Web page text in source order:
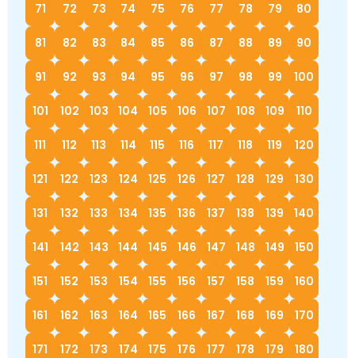
71 72 73 74 75 76 77 78 79 80
81 82 83 84 85 86 87 88 89 90
91 92 93 94 95 96 97 98 99 100
101 102 103 104 105 106 107 108 109 110
111 112 113 114 115 116 117 118 119 120
121 122 123 124 125 126 127 128 129 130
131 132 133 134 135 136 137 138 139 140
141 142 143 144 145 146 147 148 149 150
151 152 153 154 155 156 157 158 159 160
161 162 163 164 165 166 167 168 169 170
171 172 173 174 175 176 177 178 179 180